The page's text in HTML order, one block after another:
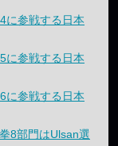
に参戦する日本
に参戦する日本
に参戦する日本
8部門はUlsan選